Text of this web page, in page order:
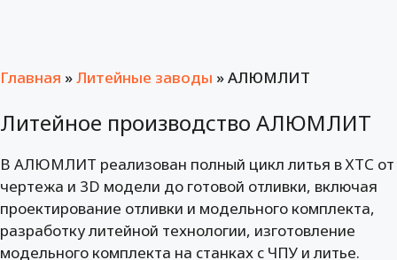
Главная »Литейные заводы »АЛЮМЛИТ
Литейное производство АЛЮМЛИТ
В АЛЮМЛИТ реализован полный цикл литья в ХТС от
чертежа и 3D модели до готовой отливки, включая
проектирование отливки и модельного комплекта,
разработку литейной технологии, изготовление
модельного комплекта на станках с ЧПУ и литье.